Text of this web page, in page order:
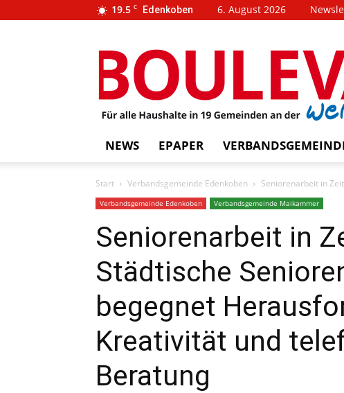
19.5 C Edenkoben 6. August 2026
BOULEVARD
weinstrasse!
NEWS EPAPER
Start Verbandsgemeinde Edenkoben Seniorenarbeit in
Verbandsgemeinde Edenkoben Verbandsgemeinde Maikammer
Seniorenarbeit in
Städtische
begegnet
Kreativität und
Beratung